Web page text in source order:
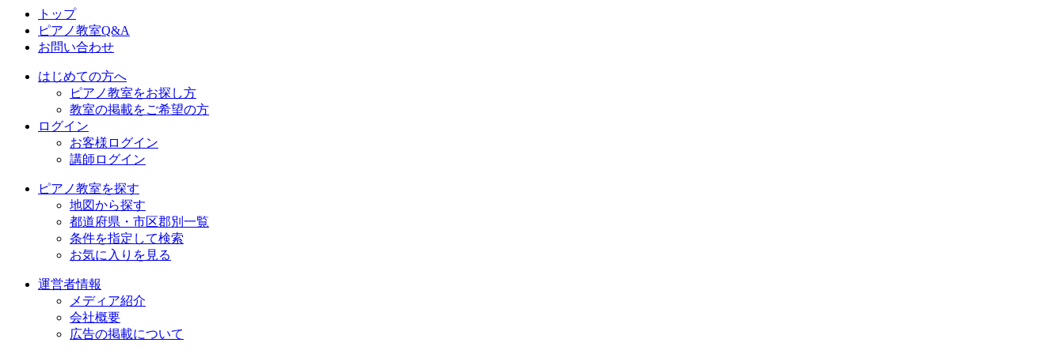
トップ
ピアノ教室Q&A
お問い合わせ
はじめての方へ
ピアノ教室をお探し方
教室の掲載をご希望の方
ログイン
お客様ログイン
講師ログイン
ピアノ教室を探す
地図から探す
都道府県・市区郡別一覧
条件を指定して検索
お気に入りを見る
運営者情報
メディア紹介
会社概要
広告の掲載について